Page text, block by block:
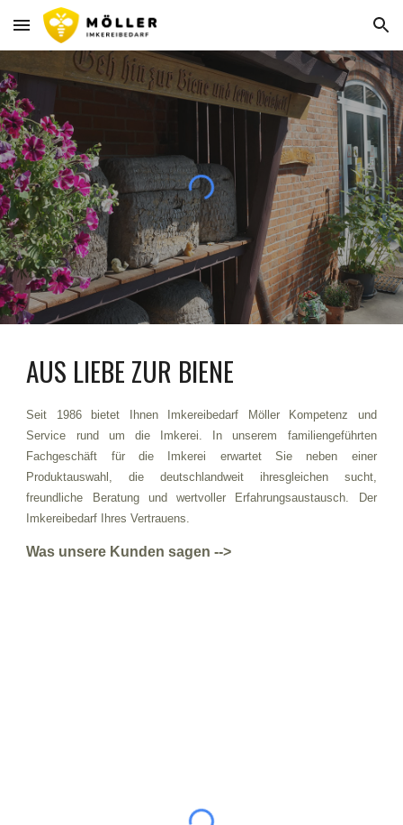
Skip to main content Skip to navigation
AUS LIEBE ZUR BIENE
Seit 1986 bietet Ihnen Imkereibedarf Möller Kompetenz und
Service rund um die Imkerei. In unserem familiengeführten
Fachgeschäft für die Imkerei erwartet Sie neben einer
Produktauswahl, die deutschlandweit ihresgleichen sucht,
freundliche Beratung und wertvoller Erfahrungsaustausch. Der
Imkereibedarf Ihres Vertrauens.
Was unsere Kunden sagen -->